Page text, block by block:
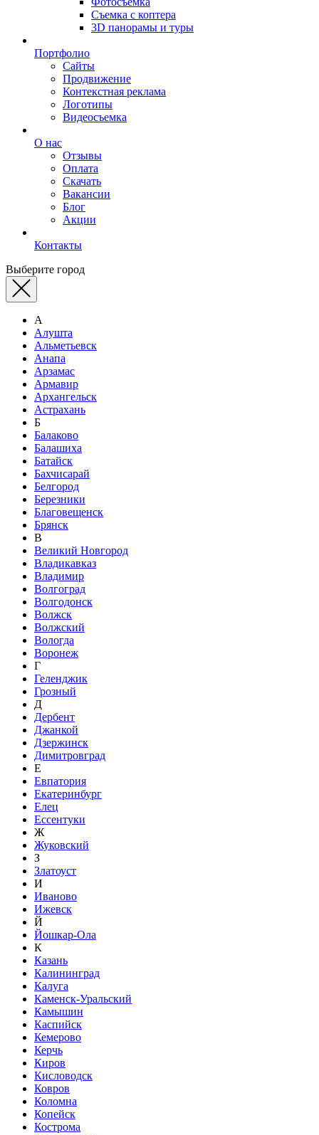
Съемка с коптера
3D панорамы и туры
Портфолио
Сайты
Продвижение
Контекстная реклама
Логотипы
Видеосъемка
О нас
Отзывы
Оплата
Скачать
Вакансии
Блог
Акции
Контакты
Выберите город
А
Алушта
Альметьевск
Анапа
Арзамас
Армавир
Архангельск
Астрахань
Б
Балаково
Балашиха
Батайск
Бахчисарай
Белгород
Березники
Благовещенск
Брянск
В
Великий Новгород
Владикавказ
Владимир
Волгоград
Волгодонск
Волжск
Волжский
Вологда
Воронеж
Г
Геленджик
Грозный
Д
Дербент
Джанкой
Дзержинск
Димитровград
Е
Евпатория
Екатеринбург
Елец
Ессентуки
Ж
Жуковский
З
Златоуст
И
Иваново
Ижевск
Й
Йошкар-Ола
К
Казань
Калининград
Калуга
Каменск-Уральский
Камышин
Каспийск
Кемерово
Керчь
Киров
Кисловодск
Ковров
Коломна
Копейск
Кострома